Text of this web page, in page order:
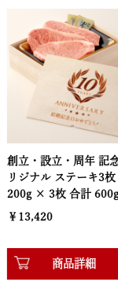
【安心・信頼の品質
・松阪牛は一頭一
アした証として品質
セットに同封してお
【高級感あふれる木
・牛兵衛オリジナル
んだ梱包スタイル。
ても、高級感と特別
り伝わる、格式ある
【木箱サイズ】幅
出産祝い 出産内祝い
れ お肉ギフト ステー
200g × 3枚 合計 600g
￥13,420
商品詳細